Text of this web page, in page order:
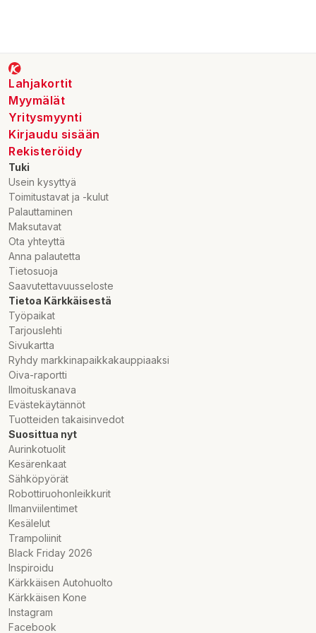
Lahjakortit
Myymälät
Yritysmyynti
Kirjaudu sisään
Rekisteröidy
Tuki
Usein kysyttyä
Toimitustavat ja -kulut
Palauttaminen
Maksutavat
Ota yhteyttä
Anna palautetta
Tietosuoja
Saavutettavuusseloste
Tietoa Kärkkäisestä
Työpaikat
Tarjouslehti
Sivukartta
Ryhdy markkinapaikkakauppiaaksi
Oiva-raportti
Ilmoituskanava
Evästekäytännöt
Tuotteiden takaisinvedot
Suosittua nyt
Aurinkotuolit
Kesärenkaat
Sähköpyörät
Robottiruohonleikkurit
Ilmanviilentimet
Kesälelut
Trampoliinit
Black Friday 2026
Inspiroidu
Kärkkäisen Autohuolto
Kärkkäisen Kone
Instagram
Facebook